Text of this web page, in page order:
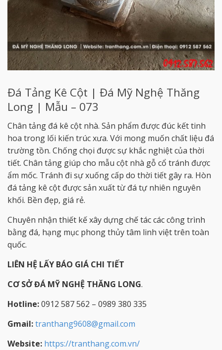
Đá Tảng Kê Cột | Đá Mỹ Nghệ Thăng
Long | Mẫu – 073
Chân tảng đá kê cột nhà. Sản phẩm được đúc kết tinh
hoa trong lối kiến trúc xưa. Với mong muốn chất liệu đá
trường tồn. Chống chọi được sự khắc nghiệt của thời
tiết. Chân tảng giúp cho mẫu cột nhà gỗ cổ tránh được
ẩm mốc. Tránh đi sự xuống cấp do thời tiết gây ra. Hòn
đá tảng kê cột được sản xuất từ đá tự nhiên nguyên
khối. Bền đẹp, giá rẻ.
Chuyên nhận thiết kế xây dựng chế tác các công trình
bằng đá, hạng mục phong thủy tâm linh việt trên toàn
quốc.
LIÊN HỆ LẤY BÁO GIÁ CHI TIẾT
CƠ SỞ ĐÁ MỸ NGHỆ THĂNG LONG.
Hotline:0912 587 562 – 0989 380 335
Gmail:tranthang9608@gmail.com
Website: https://tranthang.com.vn/